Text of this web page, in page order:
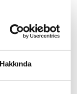
Hakkında